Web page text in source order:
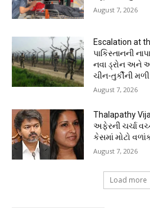
August 7, 2026
Escalation at
પાકિસ્તાનની
નવા ડ્રોન અને
ચીન-તુર્કીની
August 7, 2026
Thalapathy
અફેરની ચર્ચા
કેસમાં મોટો
August 7, 2026
Load more